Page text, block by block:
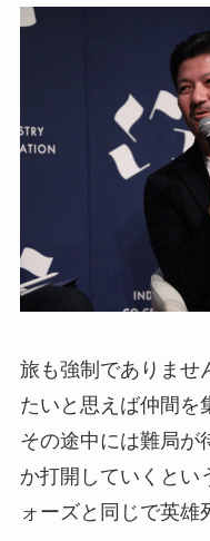
旅も強制でありませ
たいと思えば仲間を
その途中には難局が
か打開していくとい
ォーズと同じで英雄